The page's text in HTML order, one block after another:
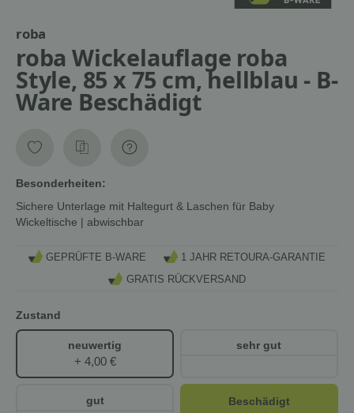
roba
roba Wickelauflage roba
Style, 85 x 75 cm, hellblau - B-
Ware Beschädigt
Besonderheiten:
Sichere Unterlage mit Haltegurt & Laschen für Baby
Wickeltische | abwischbar
GEPRÜFTE B-WARE
1 JAHR RETOURA-GARANTIE
GRATIS RÜCKVERSAND
Zustand
neuwertig
+ 4,00 €
sehr gut
gut Beschädigt